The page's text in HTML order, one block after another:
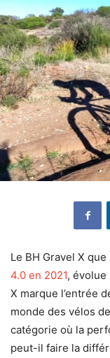
Le BH Gravel X que
4.0 en 2021, évolue
X marque l’entrée
monde des vélos
catégorie où la
peut-il faire la